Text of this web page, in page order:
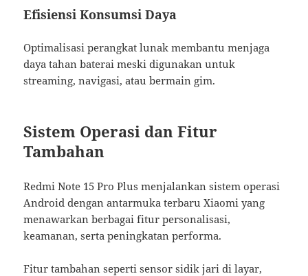
Efisiensi Konsumsi Daya
Optimalisasi perangkat lunak membantu menjaga
daya tahan baterai meski digunakan untuk
streaming, navigasi, atau bermain gim.
Sistem Operasi dan Fitur
Tambahan
Redmi Note 15 Pro Plus menjalankan sistem operasi
Android dengan antarmuka terbaru Xiaomi yang
menawarkan berbagai fitur personalisasi,
keamanan, serta peningkatan performa.
Fitur tambahan seperti sensor sidik jari di layar,